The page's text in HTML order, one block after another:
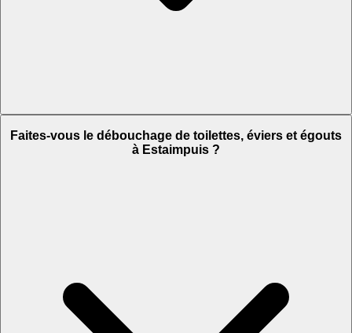
Faites-vous le débouchage de toilettes, éviers et égouts
à Estaimpuis ?